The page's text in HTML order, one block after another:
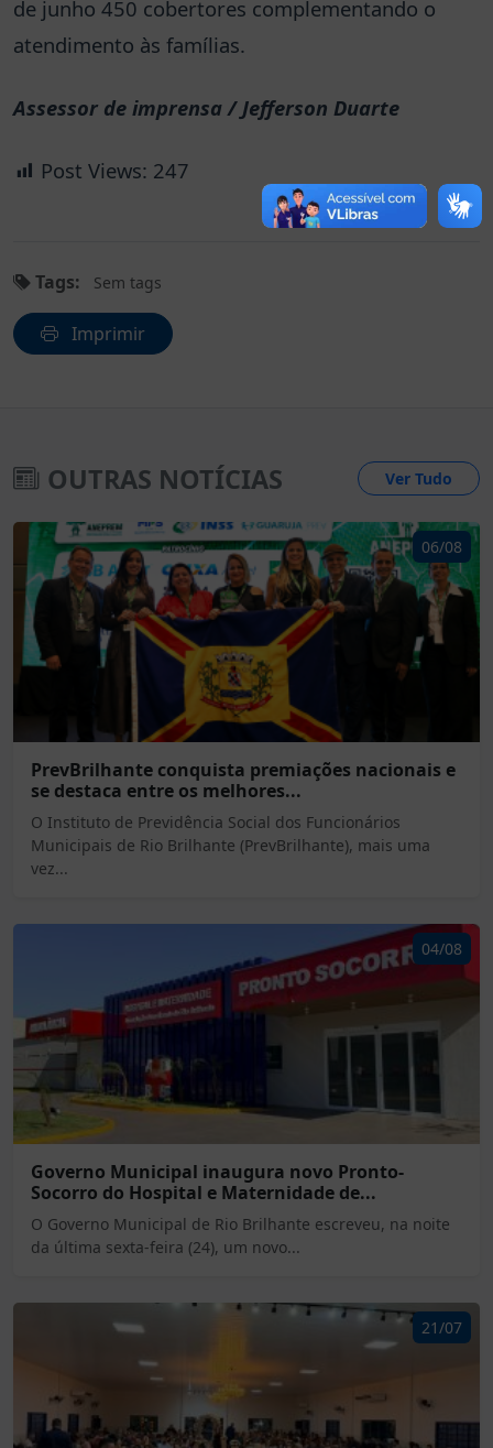
de junho 450 cobertores complementando o
atendimento às famílias.
Assessor de imprensa / Jefferson Duarte
Post Views: 247
Tags: Sem tags
Imprimir
OUTRAS NOTÍCIAS Ver Tudo
06/08
PrevBrilhante conquista premiações nacionais e
se destaca entre os melhores...
O Instituto de Previdência Social dos Funcionários
Municipais de Rio Brilhante (PrevBrilhante), mais uma
vez...
04/08
Governo Municipal inaugura novo Pronto-
Socorro do Hospital e Maternidade de...
O Governo Municipal de Rio Brilhante escreveu, na noite
da última sexta-feira (24), um novo...
21/07